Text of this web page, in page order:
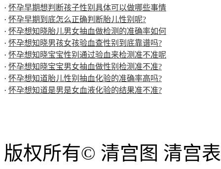
· 怀孕早期想判断孩子性别具体可以做哪些事情
· 怀孕早期到底怎么正确判断胎儿性别呢?
· 怀孕想知晓胎儿男女抽血做检测的准确率如何
· 怀孕想知晓男孩女孩验血查性别到底靠谱吗?
· 怀孕想知晓宝宝性别通过验血来检测准不准呢
· 怀孕想知晓宝宝男女抽血做性别检测准不准?
· 怀孕想知道胎儿性别抽血化验的准确率高吗?
· 怀孕想知道是男是女血液化验的结果准不准?
版权所有© 清宫图 清宫